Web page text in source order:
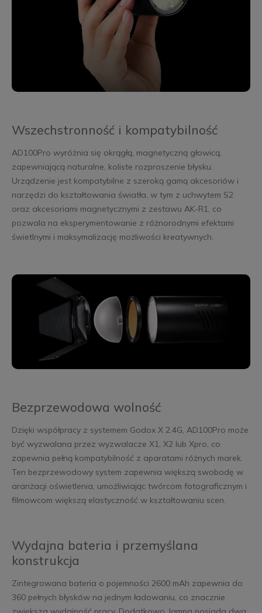
Wszechstronność i kompatybilność
AD100Pro wyróżnia się okrągłą, magnetyczną głowicą,
zapewniającą naturalne, koliste rozproszenie błysku.
Urządzenie jest kompatybilne z szeroką gamą akcesoriów i
narzędzi do kształtowania światła, w tym z uchwytem S2
oraz akcesoriami magnetycznymi z zestawu AK-R1, co
pozwala na eksperymentowanie z różnorodnymi efektami
świetlnymi i maksymalizację możliwości kreatywnych.
Bezprzewodowa wolność
Dzięki współpracy z systemem Godox X 2.4G, AD100Pro może
być wyzwalana przez wyzwalacze X1, X2 lub Xpro, co
zapewnia pełną kompatybilność z aparatami różnych marek.
Ten bezprzewodowy system zapewnia większą swobodę w
aranżacji oświetlenia, umożliwiając twórcom fotograficznym i
filmowcom większą elastyczność w kształtowaniu scen.
Wydajna bateria i przemyślana
konstrukcja
Zintegrowana bateria o pojemności 2600 mAh zapewnia do
360 pełnych błysków na jednym ładowaniu, co znacznie